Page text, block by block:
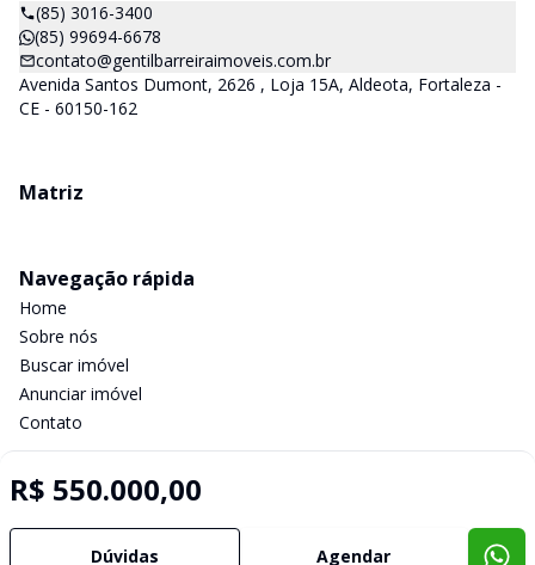
R$ 550.000,00
Dúvidas Agendar
(85) 3016-3400
(85) 99694-6678
contato@gentilbarreiraimoveis.com.br
Avenida Santos Dumont, 2626 , Loja 15A, Aldeota, Fortaleza -
CE - 60150-162
Matriz
Navegação rápida
Home
Sobre nós
Buscar imóvel
Anunciar imóvel
Contato
Selo de Tecnologia Loft